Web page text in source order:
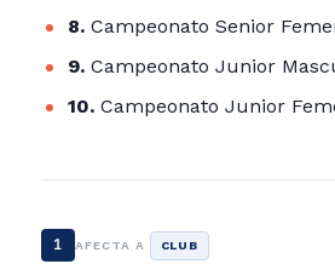
8. Campeonato Senior
9. Campeonato Junior
10. Campeonato Junior
1 AFECTA A CLUB